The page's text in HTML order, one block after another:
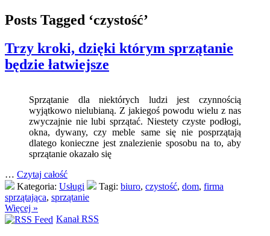
Posts Tagged ‘czystość’
Trzy kroki, dzięki którym sprzątanie
będzie łatwiejsze
Sprzątanie dla niektórych ludzi jest czynnością
wyjątkowo nielubianą. Z jakiegoś powodu wielu z nas
zwyczajnie nie lubi sprzątać. Niestety czyste podłogi,
okna, dywany, czy meble same się nie posprzątają
dlatego konieczne jest znalezienie sposobu na to, aby
sprzątanie okazało się
… Czytaj całość
Kategoria: Usługi Tagi: biuro, czystość, dom, firma
sprzątająca, sprzątanie
Więcej »
Kanał RSS